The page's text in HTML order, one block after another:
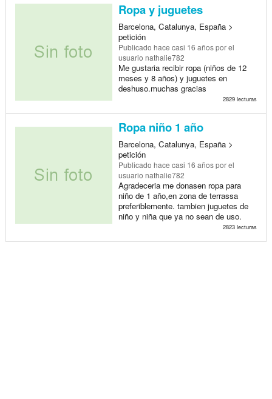
Ropa y juguetes
Barcelona, Catalunya, España >
petición
Publicado hace casi 16 añospor el
usuario nathalie782
Me gustaria recibir ropa (niños de 12
meses y 8 años) y juguetes en
deshuso.muchas gracias
2829 lecturas
Ropa niño 1 año
Barcelona, Catalunya, España >
petición
Publicado hace casi 16 añospor el
usuario nathalie782
Agradeceria me donasen ropa para
niño de 1 año,en zona de terrassa
preferiblemente. tambien juguetes de
niño y niña que ya no sean de uso.
2823 lecturas